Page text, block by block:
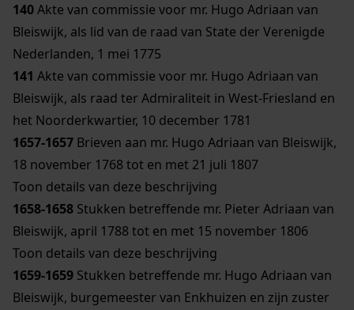
140Akte van commissie voor mr. Hugo Adriaan van
Bleiswijk, als lid van de raad van State der Verenigde
Nederlanden, 1 mei 1775
141 Akte van commissie voor mr. Hugo Adriaan van
Bleiswijk, als raad ter Admiraliteit in West-Friesland en
het Noorderkwartier, 10 december 1781
1657-1657 Brieven aan mr. Hugo Adriaan van Bleiswijk,
18 november 1768 tot en met 21 juli 1807
Toon details van deze beschrijving
1658-1658 Stukken betreffende mr. Pieter Adriaan van
Bleiswijk, april 1788 tot en met 15 november 1806
Toon details van deze beschrijving
1659-1659 Stukken betreffende mr. Hugo Adriaan van
Bleiswijk, burgemeester van Enkhuizen en zijn zuster